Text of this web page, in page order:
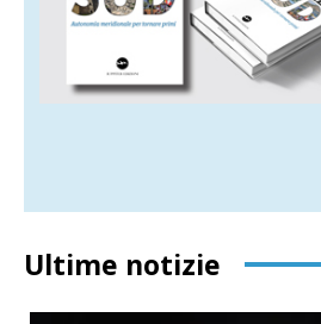
Ultime notizie